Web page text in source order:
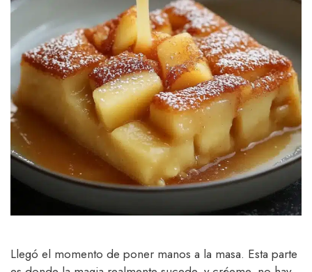
Llegó el momento de poner manos a la masa. Esta parte